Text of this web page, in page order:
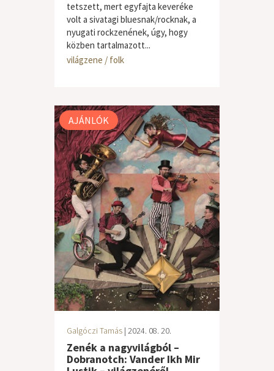
tetszett, mert egyfajta keveréke
volt a sivatagi bluesnak/rocknak, a
nyugati rockzenének, úgy, hogy
közben tartalmazott...
világzene / folk
AJÁNLÓK
Galgóczi Tamás | 2024. 08. 20.
Zenék a nagyvilágból –
Dobranotch: Vander Ikh Mir